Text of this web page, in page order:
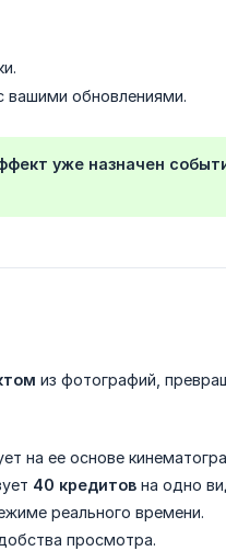
вашими обновлениями.
уже назначен
из фотографий,
на ее основе
40 кредитов на одно
реального времени.
просмотра.